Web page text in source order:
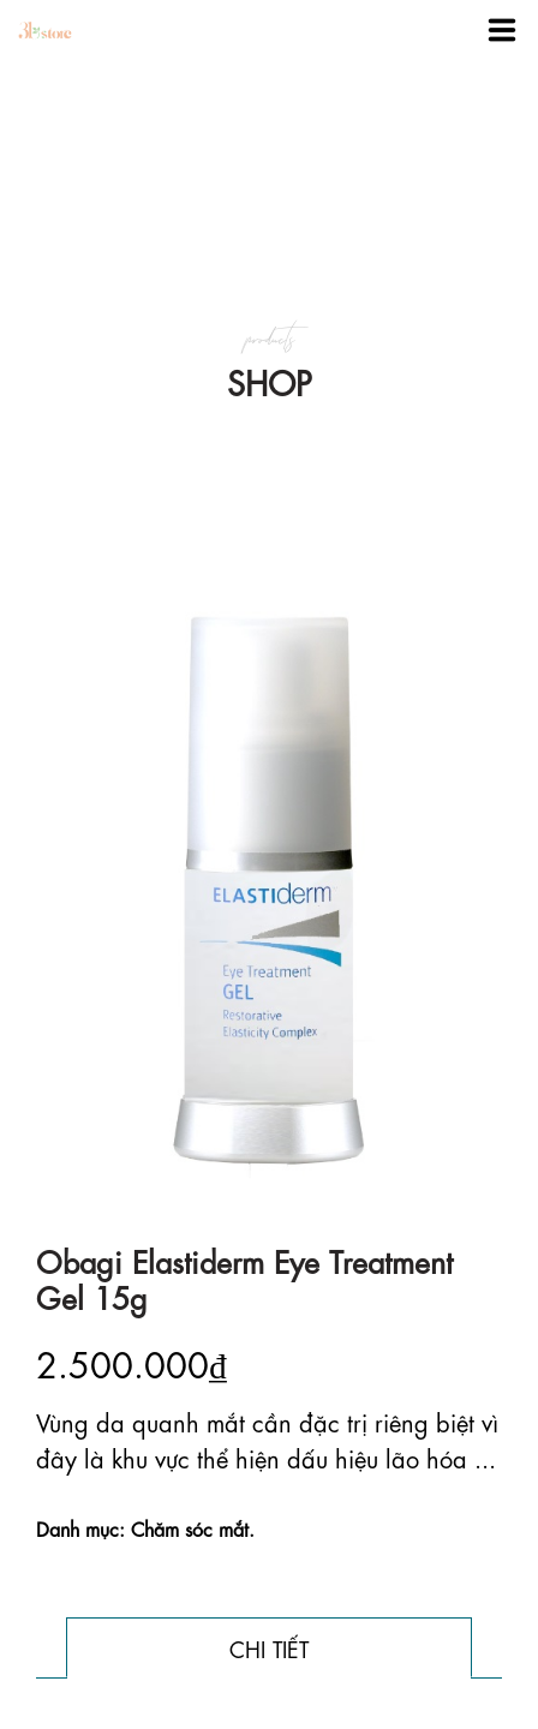
SHOP
products
Obagi Elastiderm Eye Treatment
Gel 15g
2.500.000₫
Vùng da quanh mắt cần đặc trị riêng biệt vì
đây là khu vực thể hiện dấu hiệu lão hóa ...
Danh mục: Chăm sóc mắt.
CHI TIẾT